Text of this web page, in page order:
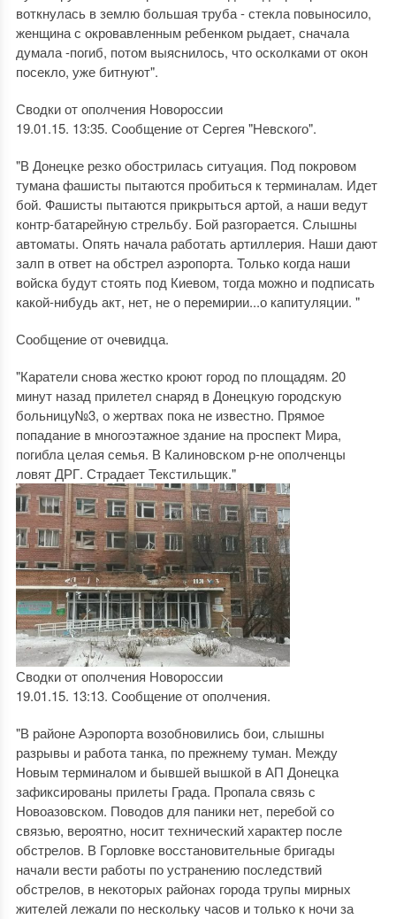
воткнулась в землю большая труба - стекла повыносило,
женщина с окровавленным ребенком рыдает, сначала
думала -погиб, потом выяснилось, что осколками от окон
посекло, уже битнуют".
Сводки от ополчения Новороссии
19.01.15. 13:35. Сообщение от Сергея "Невского".
"В Донецке резко обострилась ситуация. Под покровом
тумана фашисты пытаются пробиться к терминалам. Идет
бой. Фашисты пытаются прикрыться артой, а наши ведут
контр-батарейную стрельбу. Бой разгорается. Слышны
автоматы. Опять начала работать артиллерия. Наши дают
залп в ответ на обстрел аэропорта. Только когда наши
войска будут стоять под Киевом, тогда можно и подписать
какой-нибудь акт, нет, не о перемирии...о капитуляции. "
Сообщение от очевидца.
"Каратели снова жестко кроют город по площадям. 20
минут назад прилетел снаряд в Донецкую городскую
больницу№3, о жертвах пока не известно. Прямое
попадание в многоэтажное здание на проспект Мира,
погибла целая семья. В Калиновском р-не ополченцы
ловят ДРГ. Страдает Текстильщик."
Сводки от ополчения Новороссии
19.01.15. 13:13. Сообщение от ополчения.
"В районе Аэропорта возобновились бои, слышны
разрывы и работа танка, по прежнему туман. Между
Новым терминалом и бывшей вышкой в АП Донецка
зафиксированы прилеты Града. Пропала связь с
Новоазовском. Поводов для паники нет, перебой со
связью, вероятно, носит технический характер после
обстрелов. В Горловке восстановительные бригады
начали вести работы по устранению последствий
обстрелов, в некоторых районах города трупы мирных
жителей лежали по нескольку часов и только к ночи за